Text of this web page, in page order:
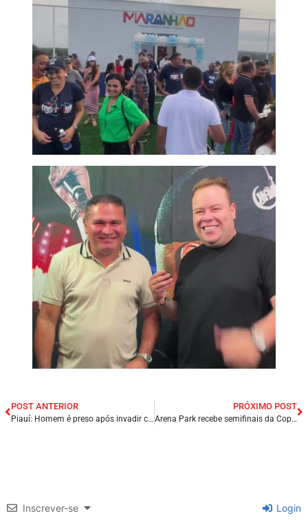
POST ANTERIOR
Piauí: Homem é preso após invadir casa, destruir pertences e ameaçar mulher com facão.
PRÓXIMO POST
Arena Park recebe semifinais da Copa Cocais nesta sexta-feira (23) em Presidente Dutra (MA).
Inscrever-se Login